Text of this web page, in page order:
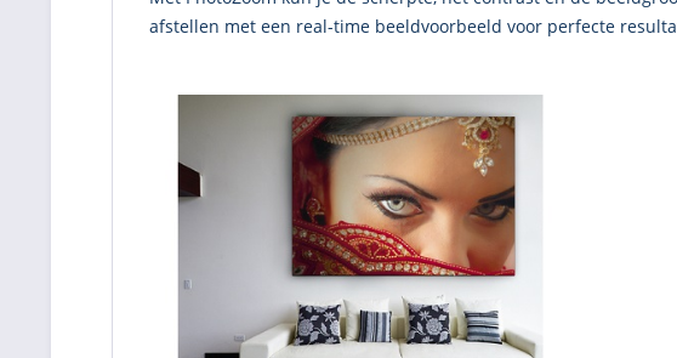
afstellen met een real-time beeldvoorbeeld voor perfecte